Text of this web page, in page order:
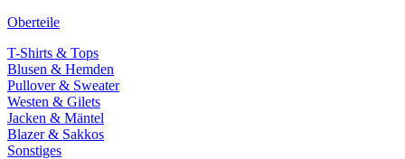
Oberteile
T-Shirts & Tops
Blusen & Hemden
Pullover & Sweater
Westen & Gilets
Jacken & Mäntel
Blazer & Sakkos
Sonstiges